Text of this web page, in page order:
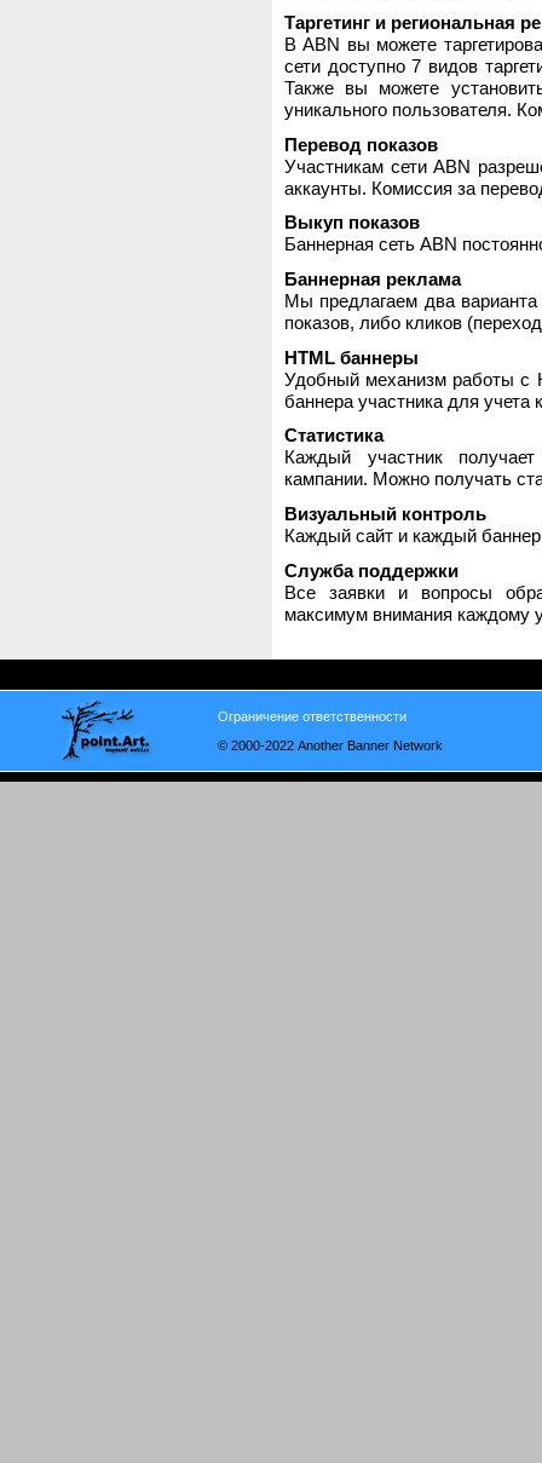
Таргетинг и региональная
В ABN вы можете
сети доступно 7 видов
Также вы можете
уникального пользователя.
Перевод показов
Участникам сети ABN
аккаунты. Комиссия за
Выкуп показов
Баннерная сеть ABN
Баннерная реклама
Мы предлагаем два
показов, либо кликов
HTML баннеры
Удобный механизм работы с
баннера участника для
Статистика
Каждый участник
кампании. Можно получать
Визуальный контроль
Каждый сайт и каждый
Служба поддержки
Все заявки и вопросы
максимум внимания каждому
Ограничение ответственности
© 2000-2022 Another Banner Network